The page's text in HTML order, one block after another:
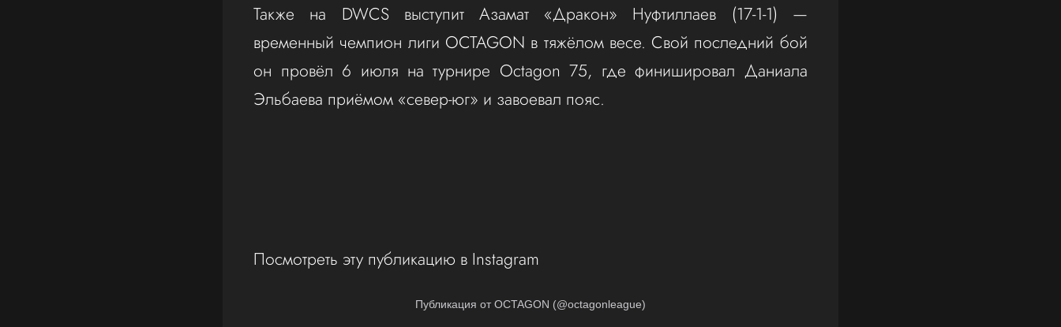
Также на DWCS выступит Азамат «Дракон» Нуфтиллаев (17-1-1) —
временный чемпион лиги OCTAGON в тяжёлом весе. Свой последний бой
он провёл 6 июля на турнире Octagon 75, где финишировал Даниала
Эльбаева приёмом «север-юг» и завоевал пояс.
Посмотреть эту публикацию в Instagram
Публикация от OCTAGON (@octagonleague)